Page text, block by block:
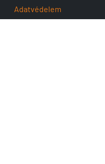
Adatvédelem